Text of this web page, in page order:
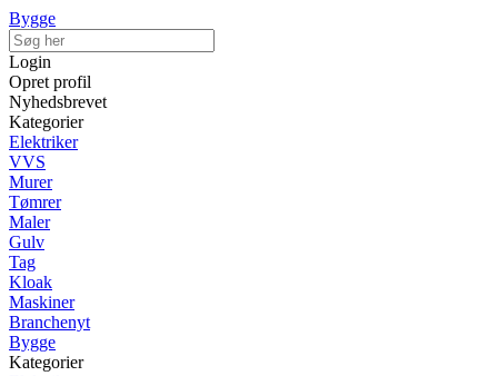
Bygge
Login
Opret profil
Nyhedsbrevet
Kategorier
Elektriker
VVS
Murer
Tømrer
Maler
Gulv
Tag
Kloak
Maskiner
Branchenyt
Bygge
Kategorier